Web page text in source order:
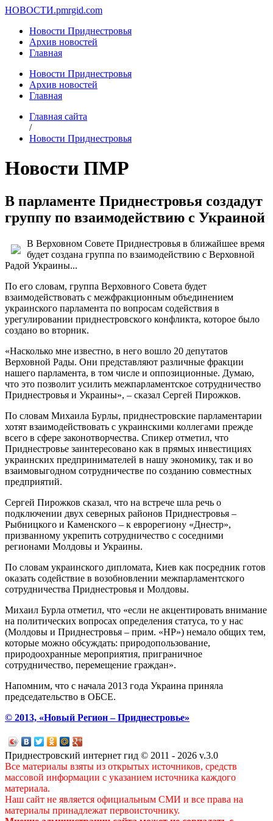
НОВОСТИ.pmrgid.com
Новости Приднестровья
Архив новостей
Главная
Новости Приднестровья
Архив новостей
Главная
Главная сайта
/
Новости Приднестровья
Новости ПМР
В парламенте Приднестровья создадут
группу по взаимодействию с Украиной
В Верховном Совете Приднестровья в ближайшее время
будет создана группа по взаимодействию с Верховной
Радой Украины...
По его словам, группа Верховного Совета будет
взаимодействовать с межфракционным объединением
украинского парламента по вопросам содействия в
урегулировании приднестровского конфликта, которое было
создано во вторник.
«Насколько мне известно, в него вошло 20 депутатов
Верховной Рады. Они представляют различные фракции
нашего парламента, в том числе и оппозиционные. Думаю,
что это позволит усилить межпарламентское сотрудничество
Приднестровья и Украины», – сказал Сергей Пирожков.
По словам Михаила Бурлы, приднестровские парламентарии
хотят взаимодействовать с украинскими коллегами прежде
всего в сфере законотворчества. Спикер отметил, что
Приднестровье заинтересовано как в прямых инвестициях
украинских предпринимателей в нашу экономику, так и во
взаимовыгодном сотрудничестве по созданию совместных
предприятий.
Сергей Пирожков сказал, что на встрече шла речь о
подключении двух северных районов Приднестровья –
Рыбницкого и Каменского – к еврорегиону «Днестр»,
призванному укрепить сотрудничество с соседними
регионами Молдовы и Украины.
По словам украинского дипломата, Киев как посредник готов
оказать содействие в возобновлении межпарламентского
сотрудничества Приднестровья и Молдовы.
Михаил Бурла отметил, что «если не акцентировать внимание
на политических вопросах определения статуса, то у нас
(Молдовы и Приднестровья – прим. «НР») немало общих тем,
которые можно обсуждать: природопользование,
природоохранные мероприятия, приграничное
сотрудничество, перемещение граждан».
Напомним, что с начала 2013 года Украина приняла
председательство в ОБСЕ.
© 2013, «Новый Регион – Приднестровье»
Приднестровский интернет гид © 2011 - 2026 v.3.0
Все материалы взяты из открытых источников, средств
массовой информации с указанием источника каждого
материала.
Наш сайт не является официальным СМИ и все права на
материалы принадлежат первоисточнику.